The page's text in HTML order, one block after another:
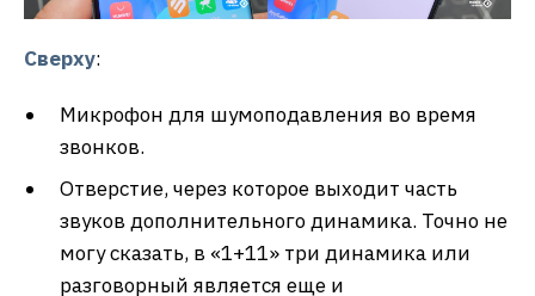
Сверху:
Микрофон для шумоподавления во время
звонков.
Отверстие, через которое выходит часть
звуков дополнительного динамика. Точно не
могу сказать, в «1+11» три динамика или
разговорный является еще и